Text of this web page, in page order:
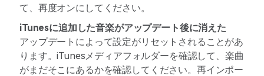
て、再度オンにしてください。
iTunesに追加した音楽がアップデート後に消えた
アップデートによって設定がリセットされることがあ
ります。iTunesメディアフォルダーを確認して、楽曲
がまだそこにあるかを確認してください。再インポー